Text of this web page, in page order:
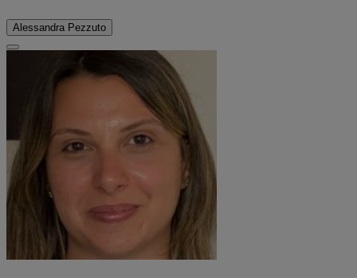
Alessandra Pezzuto